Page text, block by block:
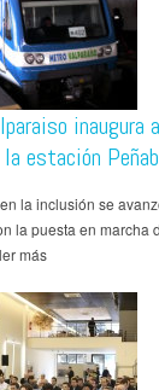
inaugura
estación
la inclusión se
la puesta en marcha
más